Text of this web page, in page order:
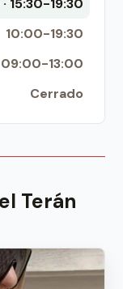
15:30-19:30
10:00-19:30
09:00-13:00
Cerrado
Terán